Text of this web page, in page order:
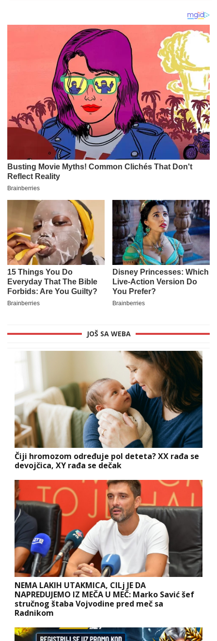
JOŠ SA WEBA
Čiji hromozom određuje pol deteta? XX rađa se
devojčica, XY rađa se dečak
NEMA LAKIH UTAKMICA, CILj JE DA
NAPREDUJEMO IZ MEČA U MEČ: Marko Savić šef
stručnog štaba Vojvodine pred meč sa
Radnikom